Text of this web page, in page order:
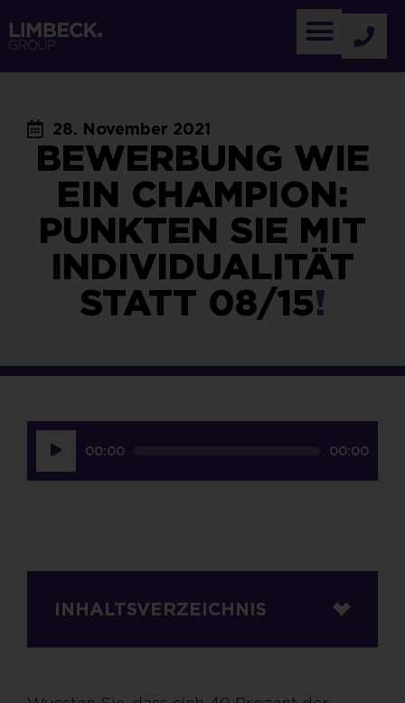
28. November 2021
BEWERBUNG WIE
EIN CHAMPION:
PUNKTEN SIE MIT
INDIVIDUALITÄT
STATT 08/15!
Audio-
Player
00:00 00:00
INHALTSVERZEICHNIS